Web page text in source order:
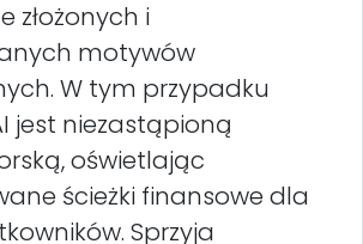
złożonych i
motywów
W tym przypadku
jest niezastąpioną
oświetlając
ścieżki finansowe dla
Sprzyja